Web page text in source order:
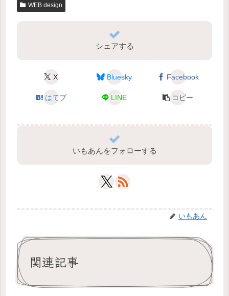
WEB design
シェアする
X Bluesky Facebook
はてブ LINE コピー
いもあんをフォローする
いもあん
関連記事